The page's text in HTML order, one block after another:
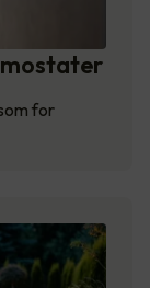
for